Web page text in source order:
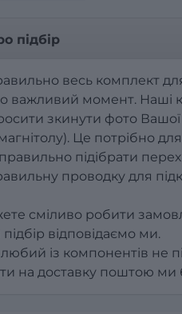
підбір
весь комплект
важливий момент. Наші
зкинути фото Вашої
Це потрібно
підібрати
проводку для
сміливо робити
відповідаємо ми.
із компонентів не
на доставку поштою